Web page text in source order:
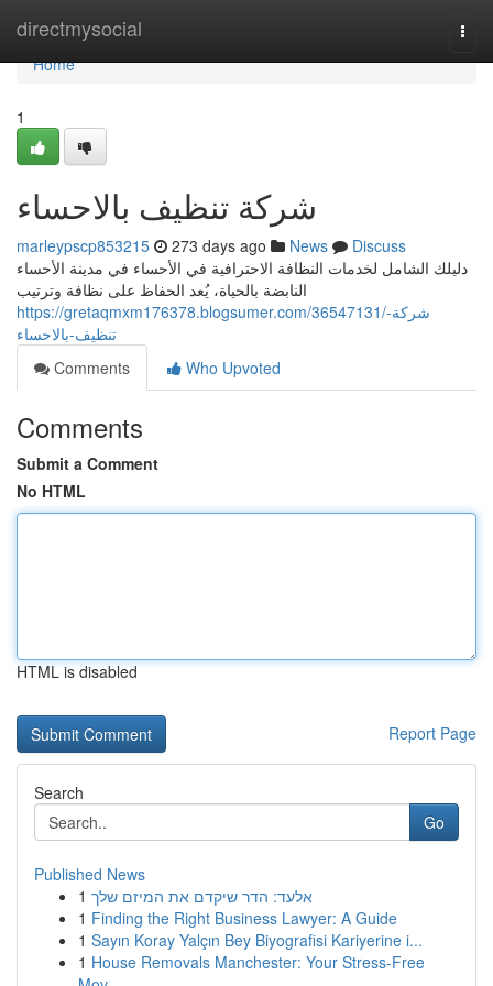
directmysocial
Home
Home
1
شركة تنظيف بالاحساء
marleypscp853215 273 days ago News
Discuss
دليلك الشامل لخدمات النظافة الاحترافية في الأحساء في مدينة الأحساء
النابضة بالحياة، يُعد الحفاظ على نظافة وترتيب
https://gretaqmxm176378.blogsumer.com/36547131/شركة-
تنظيف-بالاحساء
Comments
Who Upvoted
Comments
Submit a Comment
No HTML
HTML is disabled
Report Page
Search
Go
Published News
1 אלעד: הדר שיקדם את המיזם שלך
1 Finding the Right Business Lawyer: A Guide
1 Sayın Koray Yalçın Bey Biyografisi Kariyerine i...
1 House Removals Manchester: Your Stress-Free